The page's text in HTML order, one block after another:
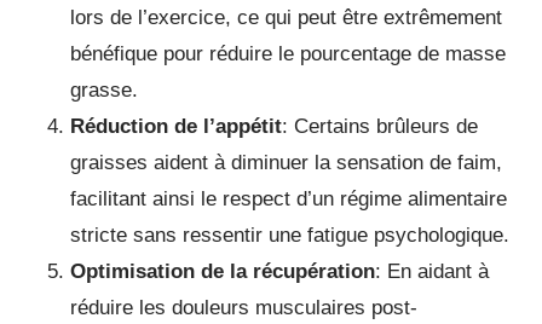
lors de l’exercice, ce qui peut être extrêmement
bénéfique pour réduire le pourcentage de masse
grasse.
Réduction de l’appétit: Certains brûleurs de
graisses aident à diminuer la sensation de faim,
facilitant ainsi le respect d’un régime alimentaire
stricte sans ressentir une fatigue psychologique.
Optimisation de la récupération: En aidant à
réduire les douleurs musculaires post-